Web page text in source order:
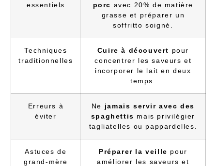
essentiels
porc avec 20% de matière
grasse et préparer un
soffritto soigné.
Techniques
traditionnelles
Cuire à découvert pour
concentrer les saveurs et
incorporer le lait en deux
temps.
Erreurs à
éviter
Ne jamais servir avec des
spaghettis mais privilégier
tagliatelles ou pappardelles.
Astuces de
grand-mère
Préparer la veille pour
améliorer les saveurs et